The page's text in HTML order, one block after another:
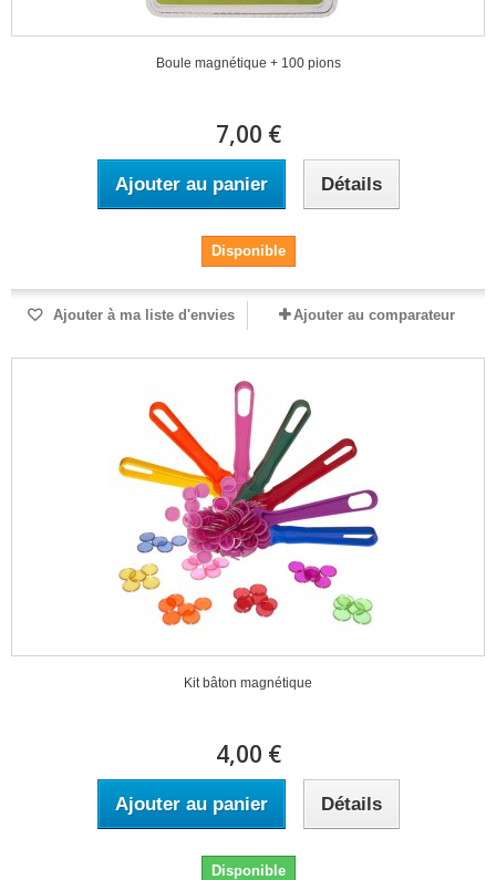
Boule magnétique + 100 pions
7,00 €
Ajouter au panier Détails
Disponible
Ajouter à ma liste d'envies Ajouter au comparateur
Kit bâton magnétique
4,00 €
Ajouter au panier Détails
Disponible